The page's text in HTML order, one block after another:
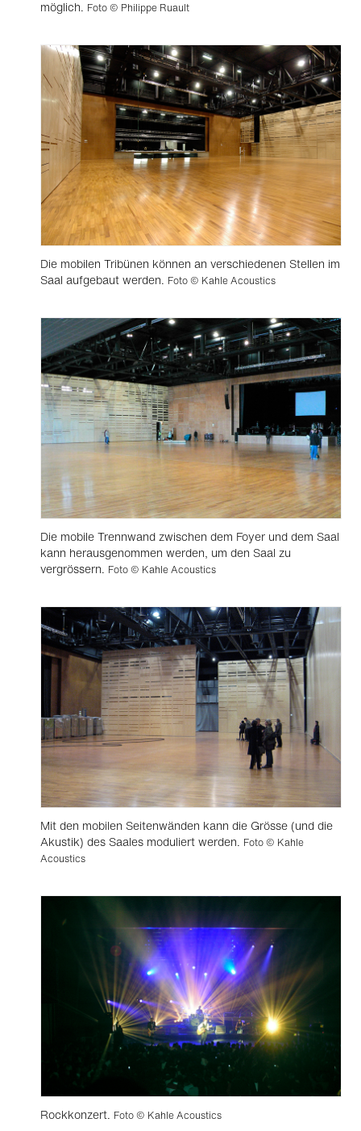
möglich. Foto © Philippe Ruault
Die mobilen Tribünen können an verschiedenen Stellen im
Saal aufgebaut werden. Foto © Kahle Acoustics
Die mobile Trennwand zwischen dem Foyer und dem Saal
kann herausgenommen werden, um den Saal zu
vergrössern. Foto © Kahle Acoustics
Mit den mobilen Seitenwänden kann die Grösse (und die
Akustik) des Saales moduliert werden. Foto © Kahle
Acoustics
Rockkonzert. Foto © Kahle Acoustics